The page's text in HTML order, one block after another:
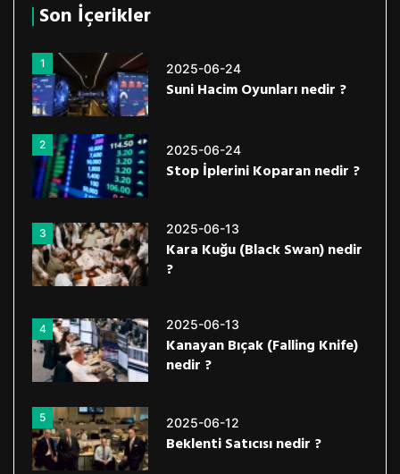
Son İçerikler
1 2025-06-24
Suni Hacim Oyunları nedir ?
2 2025-06-24
Stop İplerini Koparan nedir ?
3 2025-06-13
Kara Kuğu (Black Swan) nedir
?
4 2025-06-13
Kanayan Bıçak (Falling Knife)
nedir ?
5 2025-06-12
Beklenti Satıcısı nedir ?